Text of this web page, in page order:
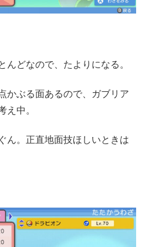
んどなので、たよりになる。
かぶる面あるので、ガブリア
え中。
ん。正直地面技ほしいときは